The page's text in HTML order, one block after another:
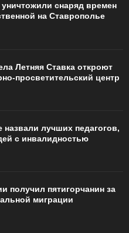
снаряд времен
на Ставрополье
Летняя Ставка откроют
просветительский центр
назвали лучших педагогов,
с инвалидностью
получил пятигорчанин за
миграции